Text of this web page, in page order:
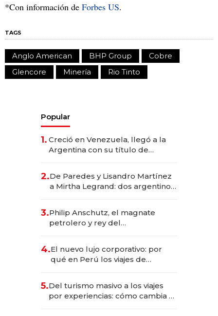
*Con información de Forbes US.
TAGS
Anglo American BHP Group
Cobre
Glencore
Minería Rio Tinto
Popular
1. Creció en Venezuela, llegó a la
Argentina con su título de
las marcas "fast premium"
2.De Paredes y Lisandro Martínez
a Mirtha Legrand: dos argentinos
3.Philip Anschutz, el magnate
petrolero y rey del
Fénix
4.El nuevo lujo corporativo: por
qué en Perú los viajes de
transformadoras
5.Del turismo masivo a los viajes
por experiencias: cómo cambia el